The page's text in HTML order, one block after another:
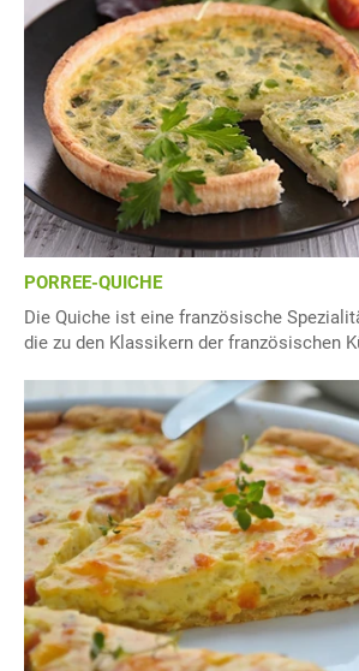
PORREE-QUICHE
Die Quiche ist eine französische
die zu den Klassikern der französischen